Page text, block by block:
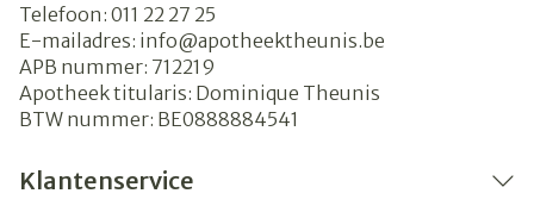
Telefoon: 011 22 27 25
E-mailadres: info@apotheektheunis.be
APB nummer: 712219
Apotheek titularis: Dominique Theunis
BTW nummer: BE0888884541
Klantenservice